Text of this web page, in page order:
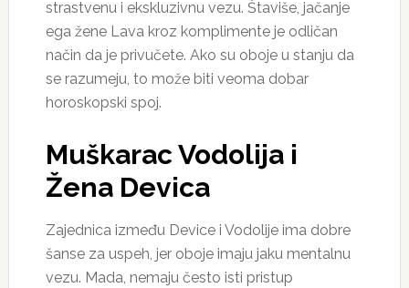
strastvenu i ekskluzivnu vezu. Štaviše, jačanje
ega žene Lava kroz komplimente je odličan
način da je privučete. Ako su oboje u stanju da
se razumeju, to može biti veoma dobar
horoskopski spoj.
Muškarac Vodolija i
Žena Devica
Zajednica između Device i Vodolije ima dobre
šanse za uspeh, jer oboje imaju jaku mentalnu
vezu. Mada, nemaju često isti pristup